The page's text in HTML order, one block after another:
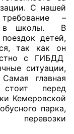
С нашей
–
в школы. В
детей,
так как он
с ГИБДД
ситуации,
главная
перед
Кемеровской
парка,
перевозки